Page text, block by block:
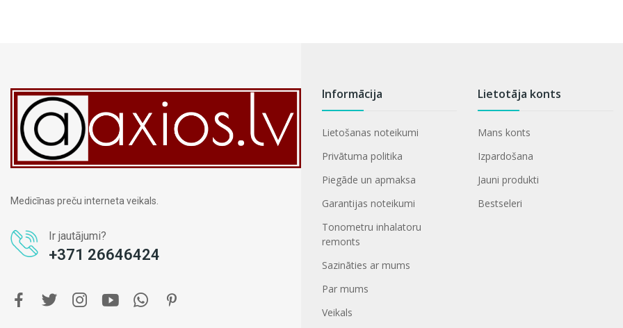
Medicīnas preču interneta veikals.
Ir jautājumi?
+371 26646424
Informācija
Lietošanas noteikumi
Privātuma politika
Piegāde un apmaksa
Garantijas noteikumi
Tonometru inhalatoru
remonts
Sazināties ar mums
Par mums
Veikals
Lietotāja konts
Mans konts
Izpardošana
Jauni produkti
Bestseleri